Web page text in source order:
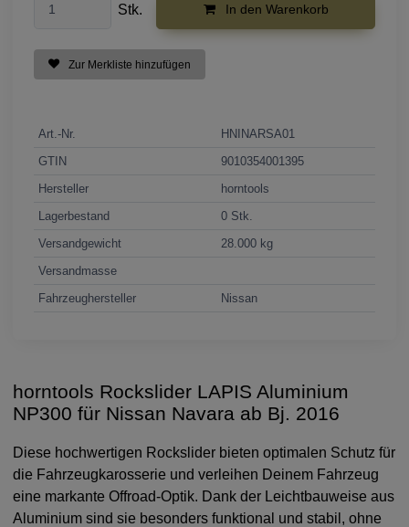
Stk. In den Warenkorb
Zur Merkliste hinzufügen
Art.-Nr.
HNINARSA01
GTIN
9010354001395
Hersteller
horntools
Lagerbestand
0 Stk.
Versandgewicht
28.000 kg
Versandmasse
Fahrzeughersteller
Nissan
horntools Rockslider LAPIS Aluminium
NP300 für Nissan Navara ab Bj. 2016
Diese hochwertigen Rockslider bieten optimalen Schutz für
die Fahrzeugkarosserie und verleihen Deinem Fahrzeug
eine markante Offroad-Optik. Dank der Leichtbauweise aus
Aluminium sind sie besonders funktional und stabil, ohne